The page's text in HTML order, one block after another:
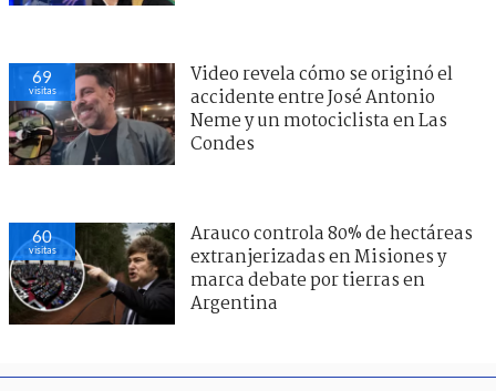
69
visitas
Video revela cómo se originó el
accidente entre José Antonio
Neme y un motociclista en Las
Condes
60
visitas
Arauco controla 80% de hectáreas
extranjerizadas en Misiones y
marca debate por tierras en
Argentina